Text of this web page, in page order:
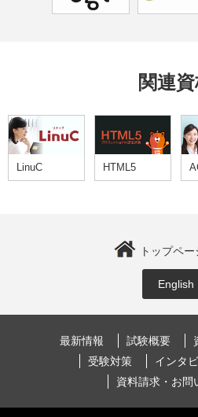
関連
LinuC HTML5
トップペ
English
最新情報 試験概要
受験対策
インタ
資料請求・お問